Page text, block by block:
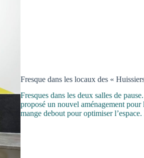
Fresque dans les locaux des «
Fresques dans les deux salles de
proposé un nouvel aménagement pour
mange debout pour optimiser